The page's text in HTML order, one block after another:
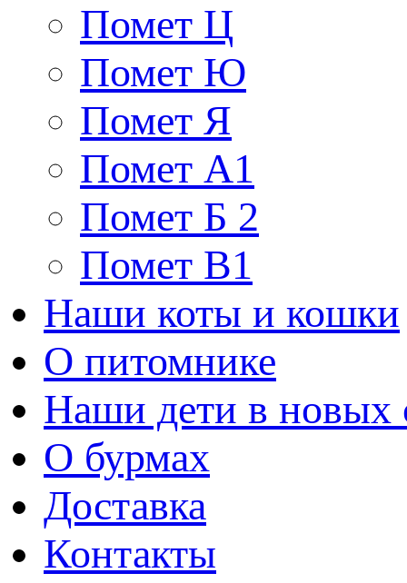
Помет Ц
Помет Ю
Помет Я
Помет A1
Помет Б 2
Помет В1
Наши коты и кошки
О питомнике
Наши дети в новых
О бурмах
Доставка
Контакты